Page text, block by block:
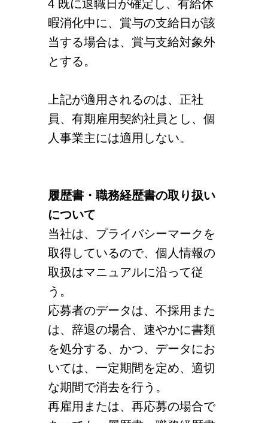
4 既に退職日が確定し、有給休
暇消化中に、賞与の支給日が該
当する場合は、賞与支給対象外
とする。
上記が適用されるのは、正社
員、有期雇用契約社員とし、個
人事業主には適用しない。
履歴書・職務経歴書の取り扱い
について
当社は、プライバシーマークを
取得しているので、個人情報の
取扱はマニュアルに沿って従
う。
応募者のデータは、不採用また
は、辞退の場合、速やかに書類
を処分する、かつ、データにお
いては、一定期間を定め、適切
な期間で消去を行う。
再雇用または、再応募の場合で